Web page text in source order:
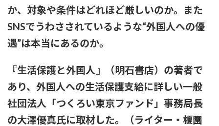
アンジュルムは川名平山後藤色のサイリウムばっかりだなｗ
ひなーずでレゴランドに行く！
【画像】風俗でこのレベルのキツネ系女子が出てきたらどうす
赤木野々花アナ おはよう日本【GIF動画あり】
か、対象や条件はどれほど厳しいのか。また
SNSでうわさされているような“外国人への優
遇”は本当にあるのか。
『生活保護と外国人』（明石書店）の著者で
あり、外国人への生活保護支給に詳しい一般
社団法人「つくろい東京ファンド」事務局長
の大澤優真氏に取材した。（ライター・榎園